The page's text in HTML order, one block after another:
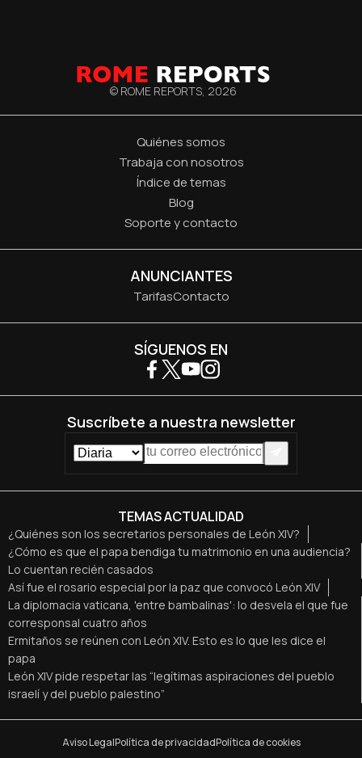
© ROME REPORTS, 2026
Quiénes somos
Trabaja con nosotros
Índice de temas
Blog
Soporte y contacto
ANUNCIANTES
TarifasContacto
TEMAS ACTUALIDAD
¿Quiénes son los secretarios personales de León XIV?
¿Cómo es que el papa bendiga tu matrimonio en una audiencia?
Lo cuentan recién casados
Así fue el rosario especial por la paz que convocó León XIV
La diplomacia vaticana, 'entre bambalinas': lo desvela el que fue
corresponsal cuatro años
Ermitaños se reúnen con León XIV. Esto es lo que les dice el
papa
León XIV pide respetar las “legítimas aspiraciones del pueblo
israelí y del pueblo palestino”
SÍGUENOS EN
Suscríbete a nuestra newsletter
Aviso LegalPolítica de privacidadPolítica de cookies